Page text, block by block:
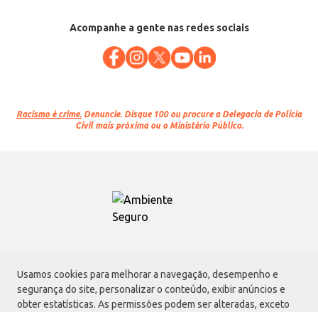
Usamos cookies para melhorar a navegação, desempenho e
segurança do site, personalizar o conteúdo, exibir anúncios e
obter estatísticas. As permissões podem ser alteradas, exceto
Acompanhe a gente nas redes sociais
Racismo é crime. Denuncie. Disque 100 ou procure a Delegacia de Polícia
Civil mais próxima ou o Ministério Público.
Atacadão S.A.
Avenida Morvan Dias de Figueiredo, 6169, Vila Maria, São Paulo - SP | CEP
02170-901 | CNPJ: 75.315.333/0001-09